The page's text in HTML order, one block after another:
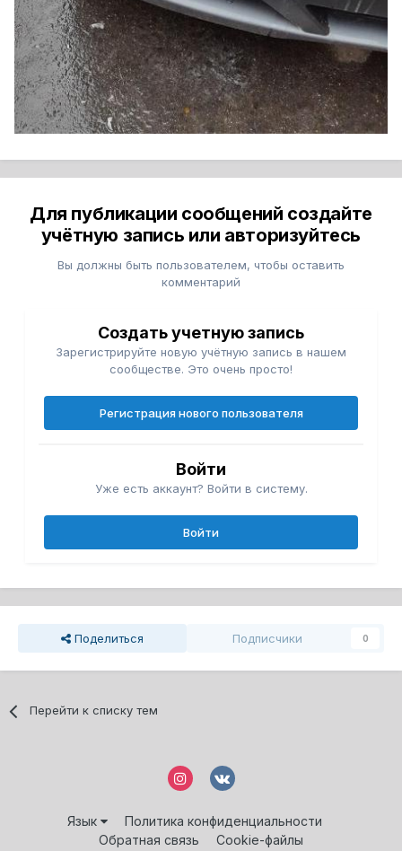
Для публикации сообщений создайте
учётную запись или авторизуйтесь
Вы должны быть пользователем, чтобы оставить
комментарий
Создать учетную запись
Зарегистрируйте новую учётную запись в нашем
сообществе. Это очень просто!
Регистрация нового пользователя
Войти
Уже есть аккаунт? Войти в систему.
Войти
Поделиться Подписчики 0
Перейти к списку тем
Язык
Политика конфиденциальности
Обратная связь
Cookie-файлы